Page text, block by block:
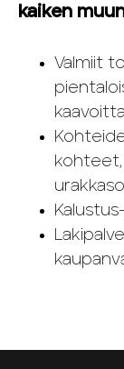
kaiken
Valmiit
kohteet,